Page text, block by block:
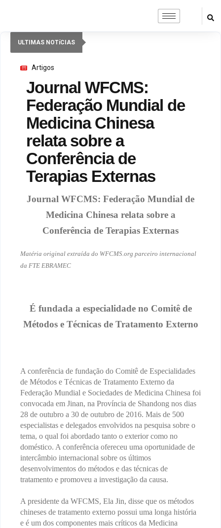
ULTIMAS NOTíCIAS
Artigos
Journal WFCMS:
Federação Mundial de
Medicina Chinesa
relata sobre a
Conferência de
Terapias Externas
Journal WFCMS: Federação Mundial de
Medicina Chinesa relata sobre a
Conferência de Terapias Externas
Matéria original extraída do WFCMS.org parceiro internacional
da FTE EBRAMEC
É fundada a especialidade no Comitê de
Métodos e Técnicas de Tratamento Externo
A conferência de fundação do Comitê de Especialidades
de Métodos e Técnicas de Tratamento Externo da
Federação Mundial e Sociedades de Medicina Chinesa foi
convocada em Jinan, na Província de Shandong nos dias
28 de outubro a 30 de outubro de 2016. Mais de 500
especialistas e delegados envolvidos na pesquisa sobre o
tema, o qual foi abordado tanto o exterior como no
doméstico. A conferência ofereceu uma oportunidade de
intercâmbio internacional sobre os últimos
desenvolvimentos do métodos e das técnicas de
tratamento e promoveu a investigação da causa.
A presidente da WFCMS, Ela Jin, disse que os métodos
chineses de tratamento externo possui uma longa história
e é um dos componentes mais críticos da Medicina